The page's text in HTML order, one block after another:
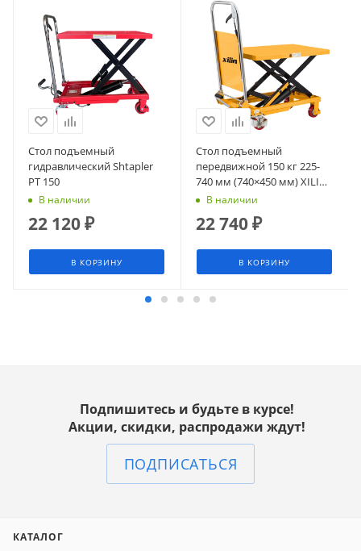
Стол подъемный
гидравлический Shtapler
PT 150
В наличии
22 120₽
В КОРЗИНУ
Стол подъемный
передвижной 150 кг 225-
740 мм (740×450 мм) XILIN
SP150
В наличии
22 740₽
В КОРЗИНУ
Подпишитесь и будьте в курсе!
Акции, скидки, распродажи ждут!
ПОДПИСАТЬСЯ
КАТАЛОГ